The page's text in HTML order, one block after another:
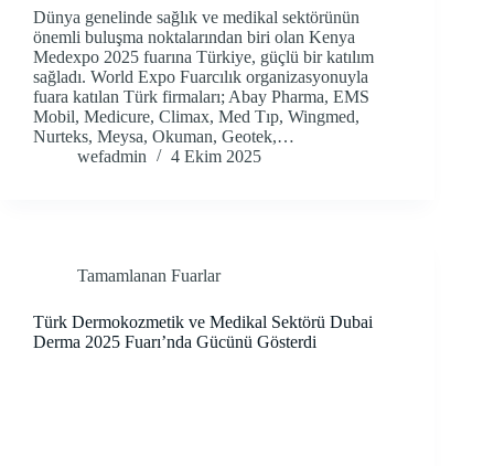
Dünya genelinde sağlık ve medikal sektörünün
önemli buluşma noktalarından biri olan Kenya
Medexpo 2025 fuarına Türkiye, güçlü bir katılım
sağladı. World Expo Fuarcılık organizasyonuyla
fuara katılan Türk firmaları; Abay Pharma, EMS
Mobil, Medicure, Climax, Med Tıp, Wingmed,
Nurteks, Meysa, Okuman, Geotek,…
wefadmin
4 Ekim 2025
Tamamlanan Fuarlar
Türk Dermokozmetik ve Medikal Sektörü Dubai
Derma 2025 Fuarı’nda Gücünü Gösterdi